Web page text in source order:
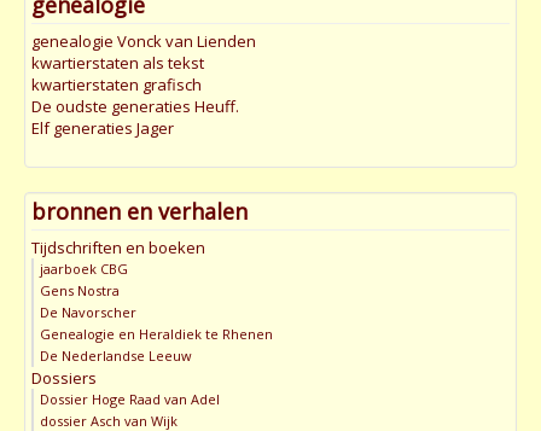
genealogie Vonck van Lienden
kwartierstaten als tekst
kwartierstaten grafisch
De oudste generaties Heuff.
Elf generaties Jager
bronnen en verhalen
Tijdschriften en boeken
jaarboek CBG
Gens Nostra
De Navorscher
Genealogie en Heraldiek te Rhenen
De Nederlandse Leeuw
Dossiers
Dossier Hoge Raad van Adel
dossier Asch van Wijk